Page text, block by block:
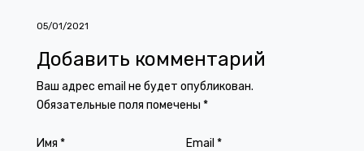
05/01/2021
Добавить комментарий
Ваш адрес email не будет опубликован.
Обязательные поля помечены *
Имя * Email *